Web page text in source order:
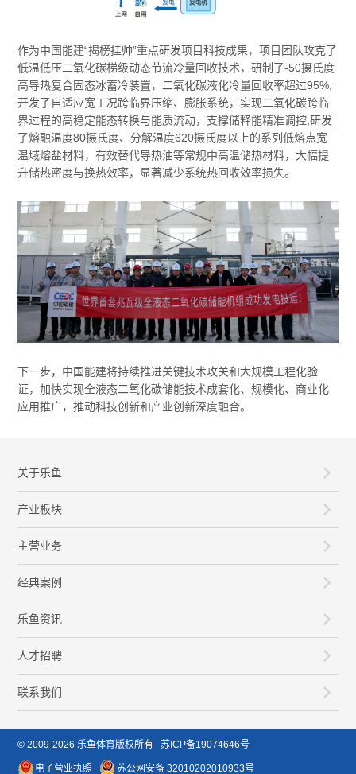
作为中国能建“揭榜挂帅”重点研发项目科技成果，项目团队攻克了
低温低压二氧化碳梯级动态节流冷量回收技术，研制了-50摄氏度
高导热复合固态冰蓄冷装置，二氧化碳液化冷量回收率超过95%;
开发了自适应宽工况跨临界压缩、膨胀系统，实现二氧化碳跨临
界过程的高稳定能态转换与能质流动，支撑储释能精准调控;研发
了熔融温度80摄氏度、分解温度620摄氏度以上的系列低熔点宽
温域熔盐材料，有效替代导热油等常规中高温储热材料，大幅提
升储热密度与换热效率，显著减少系统热回收效率损失。
下一步，中国能建将持续推进关键技术攻关和大规模工程化验
证，加快实现全液态二氧化碳储能技术成套化、规模化、商业化
应用推广，推动科技创新和产业创新深度融合。
关于乐鱼
产业板块
主营业务
经典案例
乐鱼资讯
人才招聘
联系我们
© 2009-2026 乐鱼体育版权所有苏ICP备19074646号
电子营业执照 苏公网安备 32010202010933号